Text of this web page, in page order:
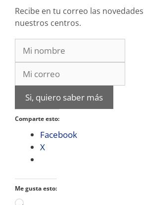
Recibe en tu correo las
nuestros centros.
Si, quiero saber más
Comparte esto:
Facebook
X
Me gusta esto: